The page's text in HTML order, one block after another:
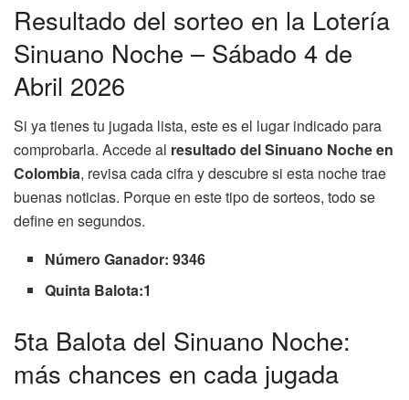
Resultado del sorteo en la Lotería
Sinuano Noche – Sábado 4 de
Abril 2026
Si ya tienes tu jugada lista, este es el lugar indicado para
comprobarla. Accede al resultado del Sinuano Noche en
Colombia, revisa cada cifra y descubre si esta noche trae
buenas noticias. Porque en este tipo de sorteos, todo se
define en segundos.
Número Ganador: 9346
Quinta Balota:1
5ta Balota del Sinuano Noche:
más chances en cada jugada